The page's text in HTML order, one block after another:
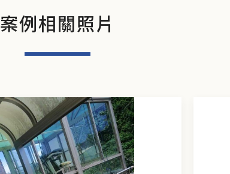
案例相關照片